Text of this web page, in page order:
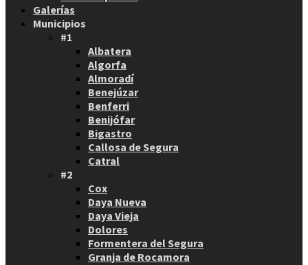
Galerías
Municipios
#1
Albatera
Algorfa
Almoradí
Benejúzar
Benferri
Benijófar
Bigastro
Callosa de Segura
Catral
#2
Cox
Daya Nueva
Daya Vieja
Dolores
Formentera del Segura
Granja de Rocamora